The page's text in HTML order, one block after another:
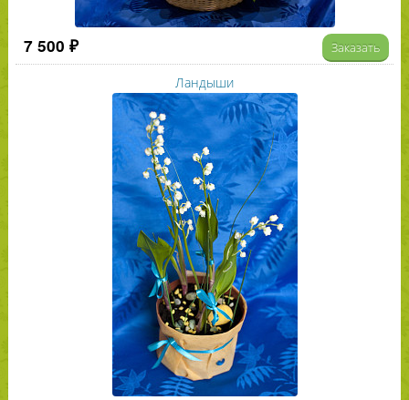
7 500 ₽ Заказать
Ландыши